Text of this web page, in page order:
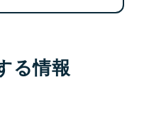
る情報